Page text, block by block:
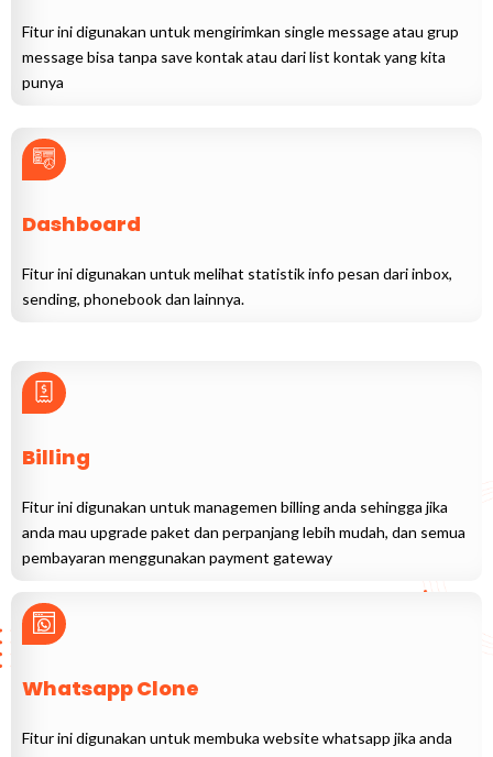
Fitur ini digunakan untuk mengirimkan single message atau grup
message bisa tanpa save kontak atau dari list kontak yang kita
punya
Dashboard
Fitur ini digunakan untuk melihat statistik info pesan dari inbox,
sending, phonebook dan lainnya.
Billing
Fitur ini digunakan untuk managemen billing anda sehingga jika
anda mau upgrade paket dan perpanjang lebih mudah, dan semua
pembayaran menggunakan payment gateway
Whatsapp Clone
Fitur ini digunakan untuk membuka website whatsapp jika anda